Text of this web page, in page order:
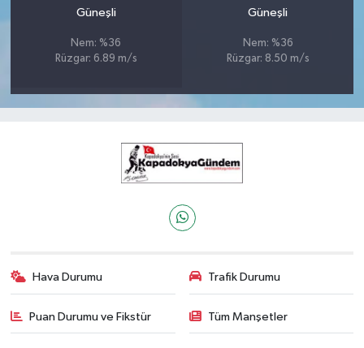
Güneşli
Nem: %36
Rüzgar: 6.89 m/s
Güneşli
Nem: %36
Rüzgar: 8.50 m/s
Hava Durumu Trafik Durumu
Puan Durumu ve Fikstür Tüm Manşetler